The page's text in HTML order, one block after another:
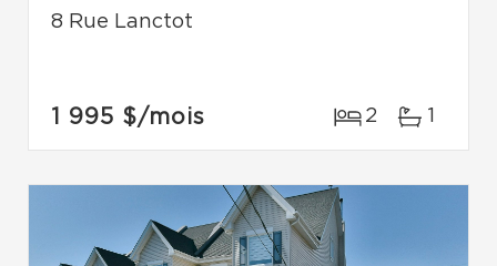
8 Rue Lanctot
1 995 $/mois 2 1